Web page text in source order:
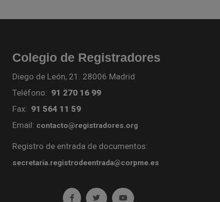
Colegio de Registradores
Diego de León, 21. 28006 Madrid
Teléfono: 91 270 16 99
Fax: 91 564 11 59
Email: contacto@registradores.org
Registro de entrada de documentos:
secretaria.registrodeentrada@corpme.es
Ir a facebook (abre en ventana nueva)
Ir a twitter (abre en ventana nueva)
Ir a YouTube (abre en